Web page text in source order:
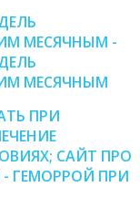
МЕСЯЧНЫМ -
МЕСЯЧНЫМ
ПРИ
САЙТ ПРО
ГЕМОРРОЙ ПРИ